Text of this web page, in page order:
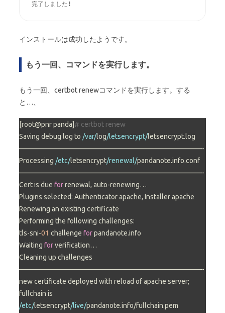
完了しました!
インストールは成功したようです。
もう一回、コマンドを実行します。
もう一回、certbot renewコマンドを実行します。する
と…、
[root@pnr panda] # certbot renew
Saving debug log to /var/log/letsencrypt/letsencrypt.log
——————————————————————————-
Processing /etc/letsencrypt/renewal/pandanote.info.conf
——————————————————————————-
Cert is due for renewal, auto-renewing…
Plugins selected: Authenticator apache, Installer apache
Renewing an existing certificate
Performing the following challenges:
tls-sni-01 challenge for pandanote.info
Waiting for verification…
Cleaning up challenges
——————————————————————————-
new certificate deployed with reload of apache server;
/etc/letsencrypt/live/pandanote.info/fullchain.pem